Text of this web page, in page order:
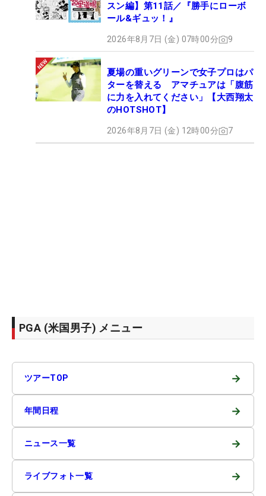
スン編】第11話／『勝手にローボ
ール&ギュッ！』
2026年8月7日 (金) 07時00分 9
夏場の重いグリーンで女子プロはパ
ターを替える アマチュアは「腹筋
に力を入れてください」【大西翔太
のHOTSHOT】
2026年8月7日 (金) 12時00分 7
PGA (米国男子) メニュー
ツアーTOP →
年間日程 →
ニュース一覧 →
ライブフォト一覧 →